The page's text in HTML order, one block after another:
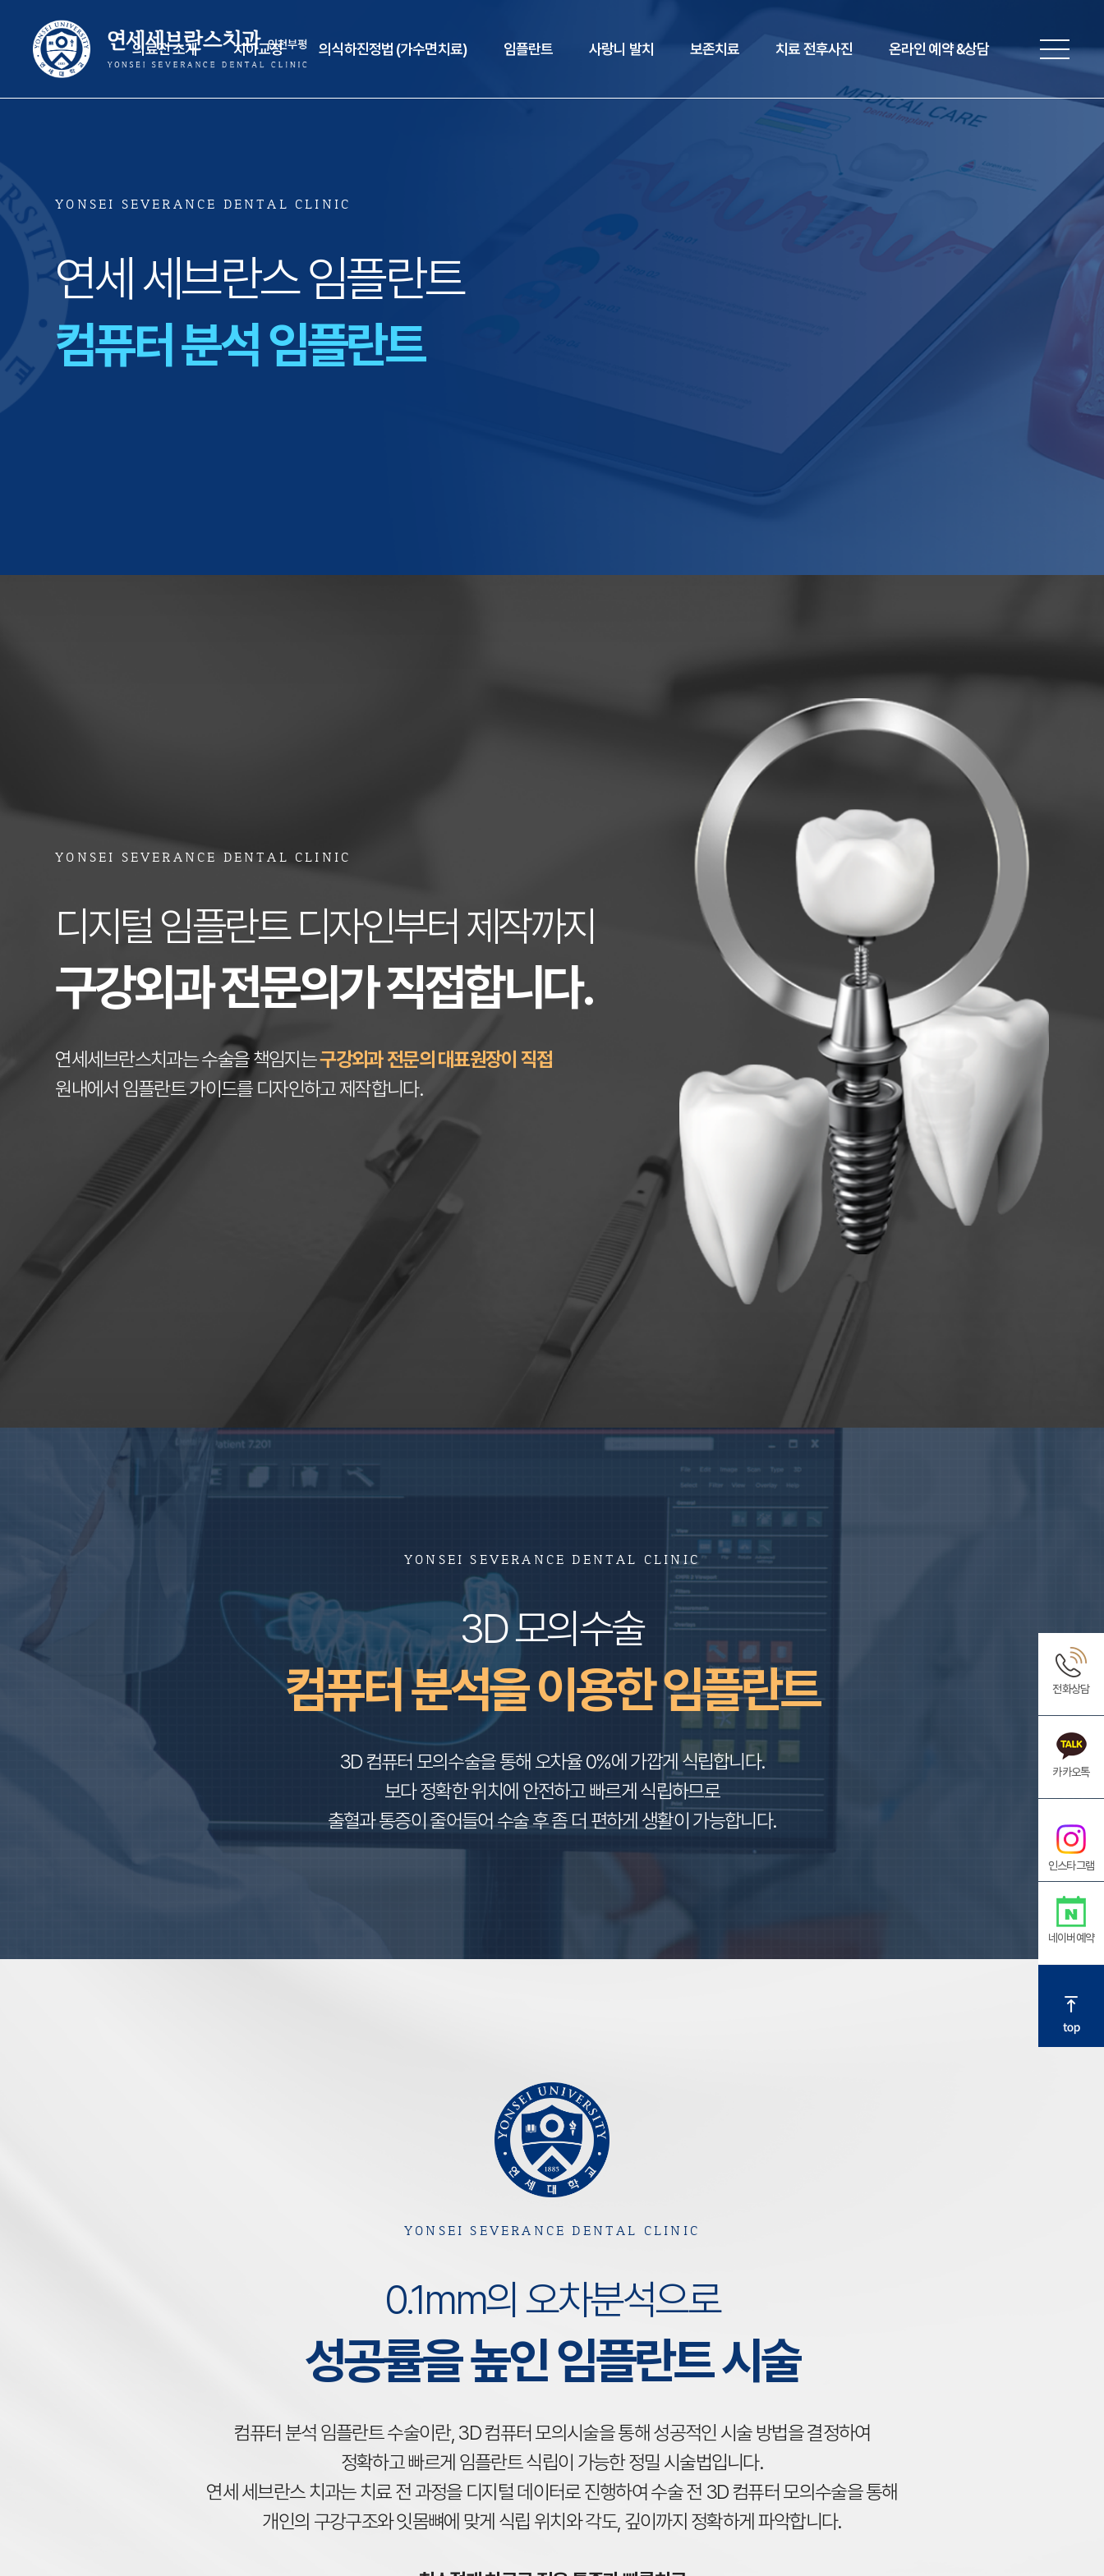
의료진 소개 치아교정 의식하진정법 (가수면치료) 임플란트 사랑니 발치 보존치료 치료 전후사진 온라인 예약 &상담
YONSEI SEVERANCE DENTAL CLINIC
연세 세브란스 임플란트
컴퓨터 분석 임플란트
YONSEI SEVERANCE DENTAL CLINIC
디지털 임플란트 디자인부터 제작까지
구강외과 전문의가 직접합니다.
연세세브란스치과는 수술을 책임지는구강외과 전문의 대표원장이 직접
원내에서 임플란트 가이드를 디자인하고 제작합니다.
YONSEI SEVERANCE DENTAL CLINIC
3D 모의수술
컴퓨터 분석을 이용한 임플란트
3D 컴퓨터 모의수술을 통해 오차율 0%에 가깝게 식립합니다.
보다 정확한 위치에 안전하고 빠르게 식립하므로
출혈과 통증이 줄어들어 수술 후 좀 더 편하게 생활이 가능합니다.
YONSEI SEVERANCE DENTAL CLINIC
0.1mm의 오차분석으로
성공률을 높인 임플란트 시술
컴퓨터 분석 임플란트 수술이란, 3D 컴퓨터 모의시술을 통해성공적인 시술 방법을 결정하여
정확하고 빠르게 임플란트 식립이 가능한 정밀 시술법입니다.
연세 세브란스 치과는 치료 전 과정을 디지털 데이터로 진행하여수술 전 3D 컴퓨터 모의수술을 통해
개인의 구강구조와 잇몸뼈에 맞게 식립 위치와 각도, 깊이까지 정확하게 파악합니다.
전화상담
카카오톡
인스타그램
네이버예약